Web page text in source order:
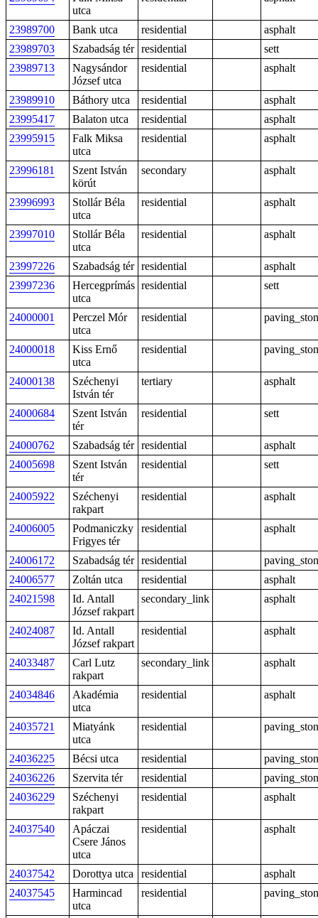
utca
23989700 Bank utca residential
asphalt
23989703
Szabadság tér residential
sett
23989713
Nagysándor
József utca
residential asphalt
23989910 Báthory utca residential
asphalt
23995417
Balaton utca residential
asphalt
23995915
Falk Miksa
utca
residential asphalt
23996181
Szent István
körút
secondary asphalt
23996993
Stollár Béla
utca
residential asphalt
23997010
Stollár Béla
utca
residential asphalt
23997226 Szabadság tér residential
asphalt
23997236
Hercegprímás
utca
residential sett
24000001
Perczel Mór
utca
residential
24000018
Kiss Ernő
utca
residential
24000138
Széchenyi
István tér
tertiary asphalt
24000684
Szent István
tér
residential sett
24000762 Szabadság tér residential
asphalt
24005698
Szent István
tér
residential sett
24005922
Széchenyi
rakpart
residential asphalt
24006005
Podmaniczky
Frigyes tér
residential asphalt
24006172 Szabadság tér residential
24006577
Zoltán utca residential
asphalt
24021598
Id. Antall
József rakpart
secondary_link asphalt
24024087
Id. Antall
József rakpart
residential asphalt
24033487
Carl Lutz
rakpart
secondary_link asphalt
24034846
Akadémia
utca
residential asphalt
24035721
Miatyánk
utca
residential
24036225 Bécsi utca residential
24036226
Szervita tér residential
24036229
Széchenyi
rakpart
residential asphalt
24037540
Apáczai
Csere János
utca
residential asphalt
24037542 Dorottya utca residential
asphalt
24037545
Harmincad
utca
residential